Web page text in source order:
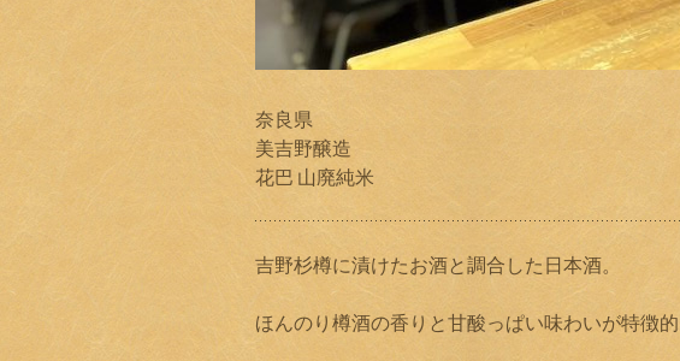
奈良県
美吉野醸造
花巴 山廃純米
吉野杉樽に漬けたお酒と調合した日本酒。
ほんのり樽酒の香りと甘酸っぱい味わいが特徴的